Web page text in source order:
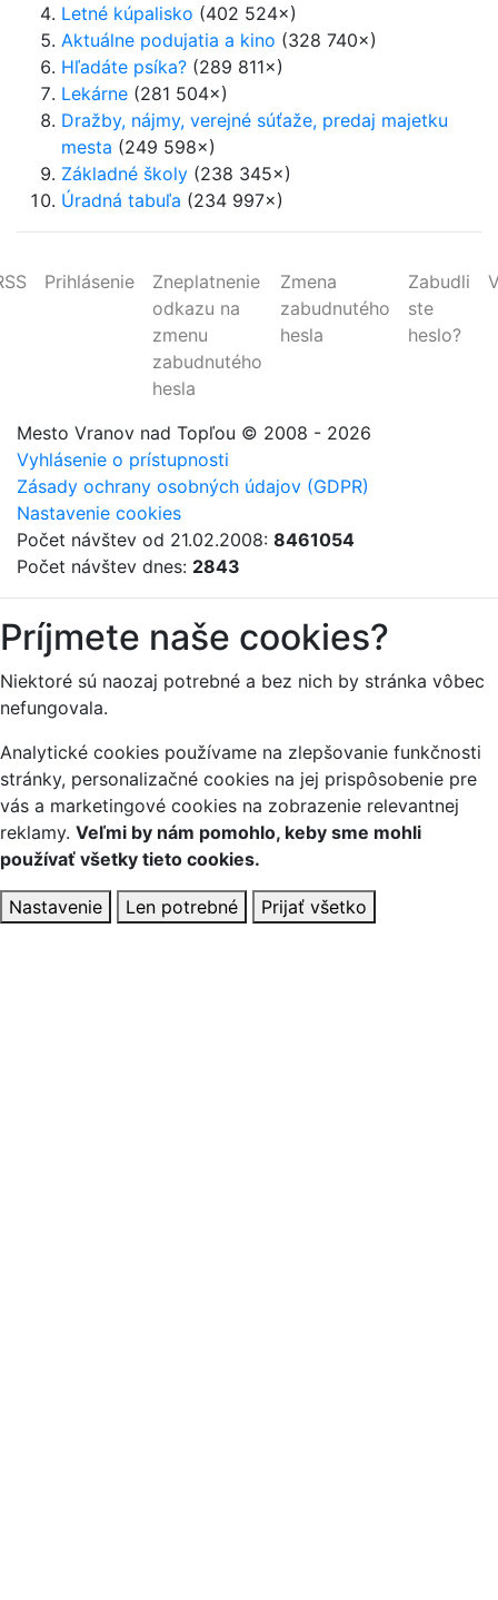
Letné kúpalisko (402 524×)
Aktuálne podujatia a kino (328 740×)
Hľadáte psíka? (289 811×)
Lekárne (281 504×)
Dražby, nájmy, verejné súťaže, predaj majetku
mesta (249 598×)
Základné školy (238 345×)
Úradná tabuľa (234 997×)
Prihlásenie
Zneplatnenie
odkazu na
zmenu
zabudnutého
hesla
Zmena
zabudnutého
hesla
Zabudli
ste
heslo?
Mesto Vranov nad Topľou © 2008 - 2026
Vyhlásenie o prístupnosti
Zásady ochrany osobných údajov (GDPR)
Nastavenie cookies
Počet návštev od 21.02.2008: 8461054
Počet návštev dnes: 2843
Príjmete naše cookies?
Niektoré sú naozaj potrebné a bez nich by stránka vôbec
nefungovala.
Analytické cookies používame na zlepšovanie funkčnosti
stránky, personalizačné cookies na jej prispôsobenie pre
vás a marketingové cookies na zobrazenie relevantnej
reklamy. Veľmi by nám pomohlo, keby sme mohli
používať všetky tieto cookies.
Nastavenie Len potrebné Prijať všetko